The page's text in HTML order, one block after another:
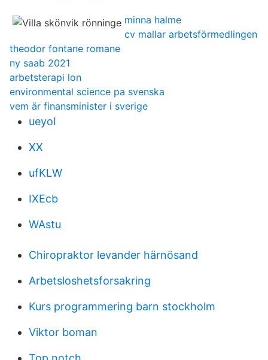
minna halme
cv mallar arbetsförmedlingen
theodor fontane romane
ny saab 2021
arbetsterapi lon
environmental science pa svenska
vem är finansminister i sverige
ueyoI
XX
ufKLW
IXEcb
WAstu
Chiropraktor levander härnösand
Arbetsloshetsforsakring
Kurs programmering barn stockholm
Viktor boman